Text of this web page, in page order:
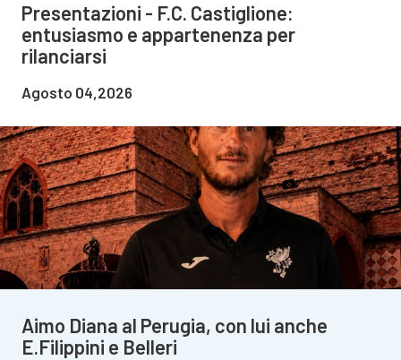
Presentazioni - F.C. Castiglione:
entusiasmo e appartenenza per
rilanciarsi
Agosto 04,2026
Aimo Diana al Perugia, con lui anche
E.Filippini e Belleri